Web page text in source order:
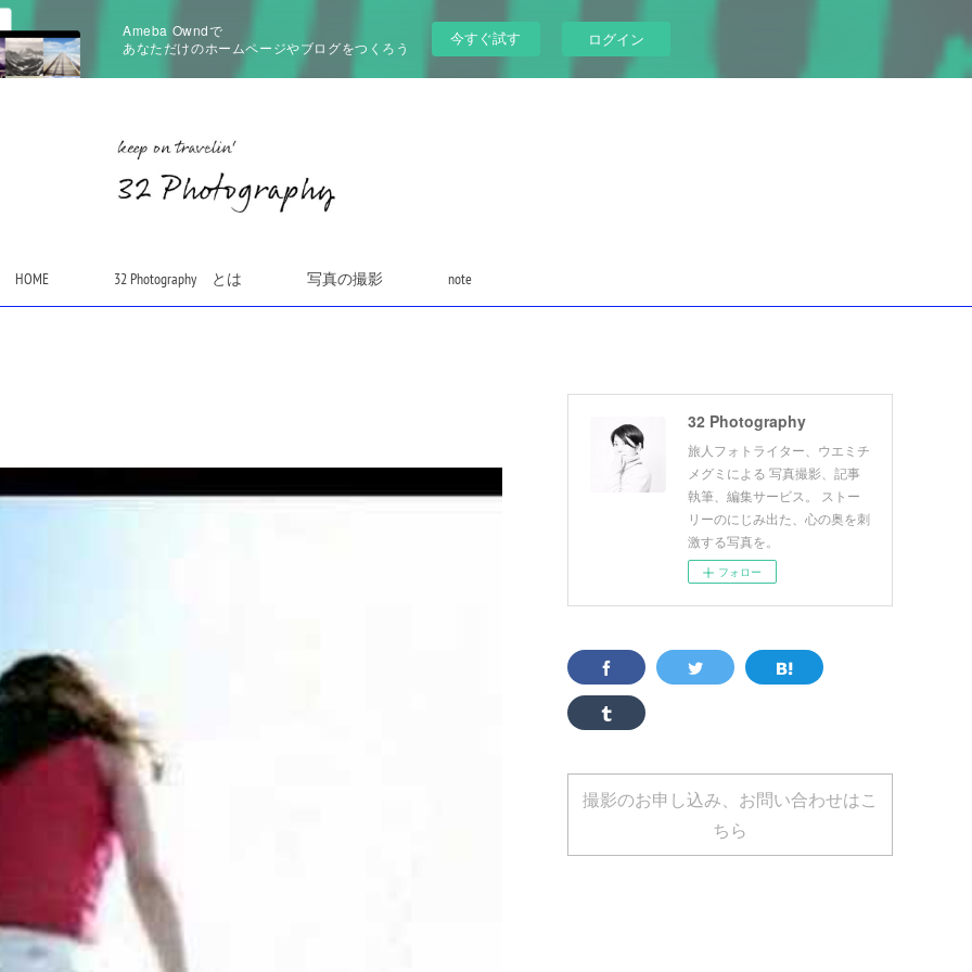
Ameba Owndで
あなただけのホームページやブログをつくろう
今すぐ試す ログイン
HOME 32 Photography とは 写真の撮影 note
32 Photography
旅人フォトライター、ウエミチ
メグミによる 写真撮影、記事
執筆、編集サービス。 ストー
リーのにじみ出た、心の奥を刺
激する写真を。
フォロー
撮影のお申し込み、お問い合わせはこ
ちら